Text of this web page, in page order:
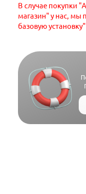
В случае покупки
магазин" у нас,
базовую